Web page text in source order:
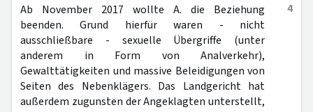
4
Ab November 2017 wollte A. die Beziehung
beenden. Grund hierfür waren - nicht
ausschließbare - sexuelle Übergriffe (unter
anderem in Form von Analverkehr),
Gewalttätigkeiten und massive Beleidigungen von
Seiten des Nebenklägers. Das Landgericht hat
außerdem zugunsten der Angeklagten unterstellt,